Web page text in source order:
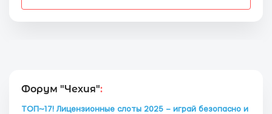
Форум "Чехия":
ТОП~17! Лицензионные слоты 2025 – играй безопасно и